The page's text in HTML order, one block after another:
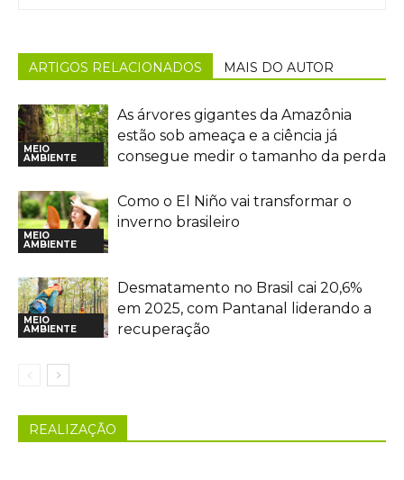
ARTIGOS RELACIONADOS MAIS DO AUTOR
MEIO
AMBIENTE
As árvores gigantes da Amazônia
estão sob ameaça e a ciência já
consegue medir o tamanho da perda
MEIO
AMBIENTE
Como o El Niño vai transformar o
inverno brasileiro
MEIO
AMBIENTE
Desmatamento no Brasil cai 20,6%
em 2025, com Pantanal liderando a
recuperação
REALIZAÇÃO